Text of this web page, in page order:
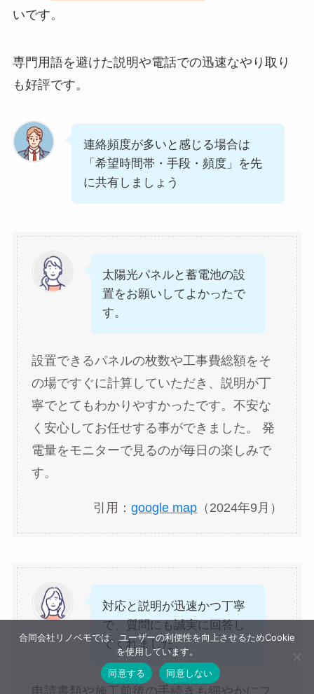
いです。
専門用語を避けた説明や電話での迅速なやり取り
も好評です。
連絡頻度が多いと感じる場合は
「希望時間帯・手段・頻度」を先
に共有しましょう
太陽光パネルと蓄電池の設
置をお願いしてよかったで
す。
設置できるパネルの枚数や工事費総額をそ
の場ですぐに計算していただき、説明が丁
寧でとてもわかりやすかったです。不安な
く安心してお任せする事ができました。 発
電量をモニターで見るのが毎日の楽しみで
す。
引用：google map （2024年9月）
対応と説明が迅速かつ丁寧
で、質問にも誠実に回答し
てくれました。
合同会社リノベモでは、ユーザーの利便性を向上させるためCookie
を使用しています。
同意する
同意しない